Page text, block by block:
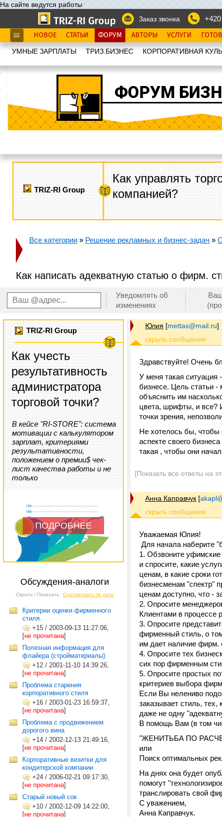
На сайте ведутся работы
Заказ звонка
НОВОЕ СТАТЬИ ФОРУМ АВТОРЫ УСЛУГИ
УМНЫЕ ЗАРПЛАТЫ ТРИЗ.БИЗНЕС КОРПОРАТИВНАЯ
ФОРУМ
TRIZ-RI Group
Как управлять
компанией?
Все категории » Решение рекламных и бизнес-задач »
Как написать адекватную статью о фирм.
Уведомлять об
изменениях
TRIZ-RI Group
Как учесть
результативность
администратора
торговой точки?
В кейсе "RI-STORE": система
мотивации с калькулятором
зарплат, критериями
результативности,
положением о премии$ чек-
лист качества работы и не
только
ПОДРОБНЕЕ
Обсуждения-аналоги
Скрыть / Показать Сортировать по дате
Критерии оценки фирменного
стиля.
+15 / 2003-09-13 11:27:06,
[не прочитана]
Полезная информация для
флайера (стройматериалы)
+12 / 2001-11-10 14:39:26,
[не прочитана]
Проблема старения
корпоративного стиля
+16 / 2003-01-23 16:59:37,
[не прочитана]
Проблема с продвижением
дорогого вина
+14 / 2002-12-13 21:49:16,
[не прочитана]
Корпоративные визитки для
кондитерской компании
+24 / 2006-02-21 09:17:30,
[не прочитана]
Старый новый сок
+10 / 2002-12-09 14:22:00,
[не прочитана]
Юлия [mettas@mail.ru]
Здравствуйте! Очень
У меня такая
бизнесе. Цель статьи -
объяснить им
цвета, шрифты, и все?
точки зрения,
Не хотелось бы, чтобы
аспекте своего
такая , чтобы они
[Показать все ответы на
Анна Каправчук [
Уважаемая Юлия!
Для начала наберите
1. Обзвоните уфимские
и спросите, какие
ценам, в какие сроки
бизнесменам "спектр"
ценам доступно, что -
2. Опросите
Клиентами в
3. Опросите
фирменный стиль, о
им дает наличие фирм.
4. Опросите тех
сих пор фирменным
5. Опросите простых
критериев выбора
Если Вы нелениво
заказывает стиль,
даже не одну
В помощь Вам (в том
"ЖЕНИТЬБА ПО
или
Поиск оптимальных
На днях она будет
помогут
транслировать свой
С уважением,
Анна Каправчук.